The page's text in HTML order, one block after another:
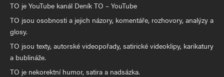
TO je YouTube kanál Deník TO – YouTube
TO jsou osobnosti a jejich názory, komentáře, rozhovory, analýzy a
glosy.
TO jsou texty, autorské videopořady, satirické videoklipy, karikatury
a bublináže.
TO je nekorektní humor, satira a nadsázka.